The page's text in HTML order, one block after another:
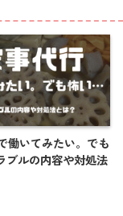
働いてみたい。でも
ブルの内容や対処法